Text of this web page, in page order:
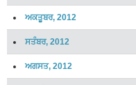
ਅਕਤੂਬਰ, 2012
ਸਤੰਬਰ, 2012
ਅਗਸਤ, 2012